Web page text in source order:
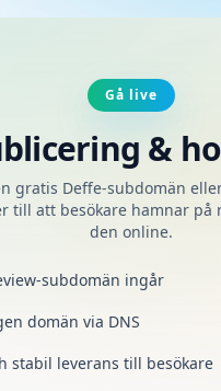
Gå live
&
gratis Deffe-subdomän
till att besökare hamnar på
den online.
subdomän ingår
domän via DNS
stabil leverans till besökare